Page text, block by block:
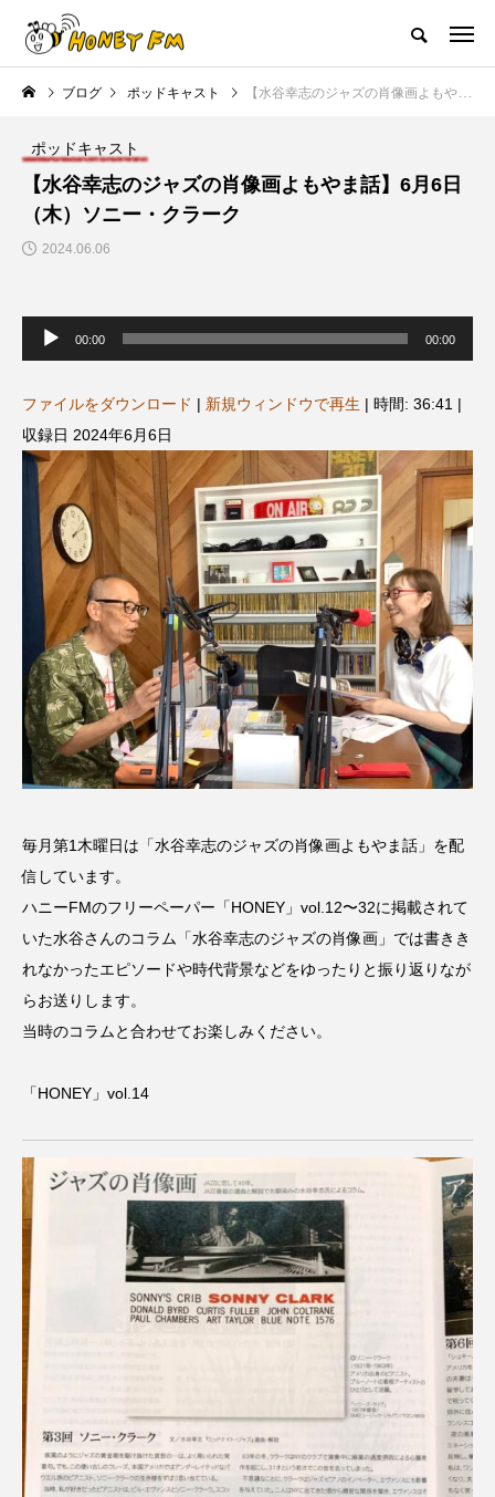
ハニーエフエム｜地域・人にフォーカスし発信するウェブラジオ局
HOME ハニーFMの紹介 後援申請 フリーペーパー プレ
NEW POST
JAZZ BAR COZY
最終回【JAZZ Bar cozy】3月7
日（木）今回はビル・エヴァン
ス リバーサイド4部作を特集し
ました！
2024.03.07
【マイスイートガーデン】7月
日（火）配信 庭づくりは曲線
意識しています 三田グリーン
ットの山本さん
2026.07.14
TAG LIST
10周年記念 12月号
1975年のケルン・コンサート 1学期 1年生
2026年 2026年度 20周年 2学期
3年生 4年生 6年生 6月号 77
7月 accototo BAD GENIUS BL出版
HONEY FM IT’S OKAY！
KADOKAWA KDDI
LATE SHIFT Let's 追求 The 牛肉
Playground/校庭 ROKKO 森の音ミュージアム
ブログ ポッドキャスト 【水谷幸志のジャズの肖像画よもやま話】6月6日（木）ソニー・クラーク
ポッドキャスト
【水谷幸志のジャズの肖像画よもやま話】6月6日
（木）ソニー・クラーク
2024.06.06
ヤ
ー
00:00 00:00
ファイルをダウンロード | 新規ウィンドウで再生 | 時間: 36:41 |
収録日 2024年6月6日
毎月第1木曜日は「水谷幸志のジャズの肖像画よもやま話」を配
信しています。
ハニーFMのフリーペーパー「HONEY」vol.12〜32に掲載されて
いた水谷さんのコラム「水谷幸志のジャズの肖像画」では書きき
れなかったエピソードや時代背景などをゆったりと振り返りなが
らお送りします。
当時のコラムと合わせてお楽しみください。
「HONEY」vol.14